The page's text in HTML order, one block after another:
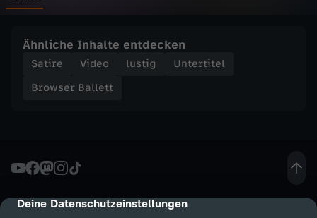
cmp-dialog-description
Deine Datenschutzeinstellungen
-
n
d
Ähnliche Inhalte entdecken
Satire Video lustig
Untertitel
Browser Ballett